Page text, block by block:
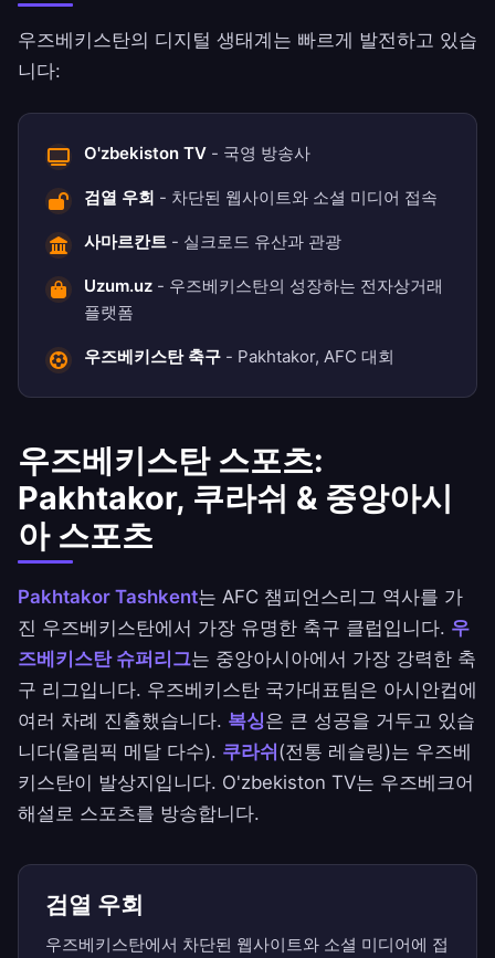
우즈베키스탄의 디지털 생태계는 빠르게 발전하고 있습
니다:
O'zbekiston TV - 국영 방송사
검열 우회 - 차단된 웹사이트와 소셜 미디어 접속
사마르칸트 - 실크로드 유산과 관광
Uzum.uz - 우즈베키스탄의 성장하는 전자상거래
플랫폼
우즈베키스탄 축구 - Pakhtakor, AFC 대회
우즈베키스탄 스포츠:
Pakhtakor, 쿠라쉬 & 중앙아시
아 스포츠
Pakhtakor Tashkent는 AFC 챔피언스리그 역사를 가
진 우즈베키스탄에서 가장 유명한 축구 클럽입니다. 우
즈베키스탄 슈퍼리그는 중앙아시아에서 가장 강력한 축
구 리그입니다. 우즈베키스탄 국가대표팀은 아시안컵에
여러 차례 진출했습니다. 복싱은 큰 성공을 거두고 있습
니다(올림픽 메달 다수). 쿠라쉬 (전통 레슬링)는 우즈베
키스탄이 발상지입니다. O'zbekiston TV는 우즈베크어
해설로 스포츠를 방송합니다.
검열 우회
우즈베키스탄에서 차단된 웹사이트와 소셜 미디어에 접